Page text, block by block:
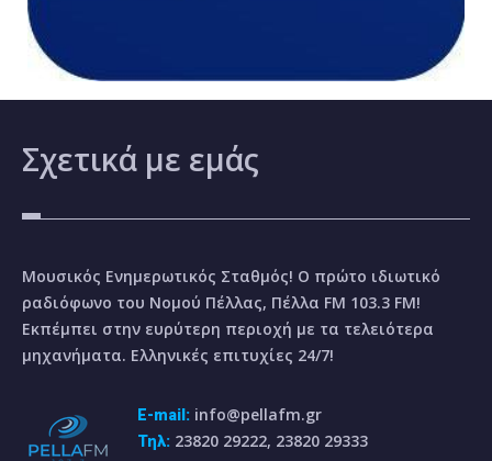
Σχετικά με εμάς
Μουσικός Ενημερωτικός Σταθμός! Ο πρώτο ιδιωτικό
ραδιόφωνο του Νομού Πέλλας, Πέλλα FM 103.3 FM!
Εκπέμπει στην ευρύτερη περιοχή με τα τελειότερα
μηχανήματα. Ελληνικές επιτυχίες 24/7!
E-mail: info@pellafm.gr
Τηλ: 23820 29222, 23820 29333